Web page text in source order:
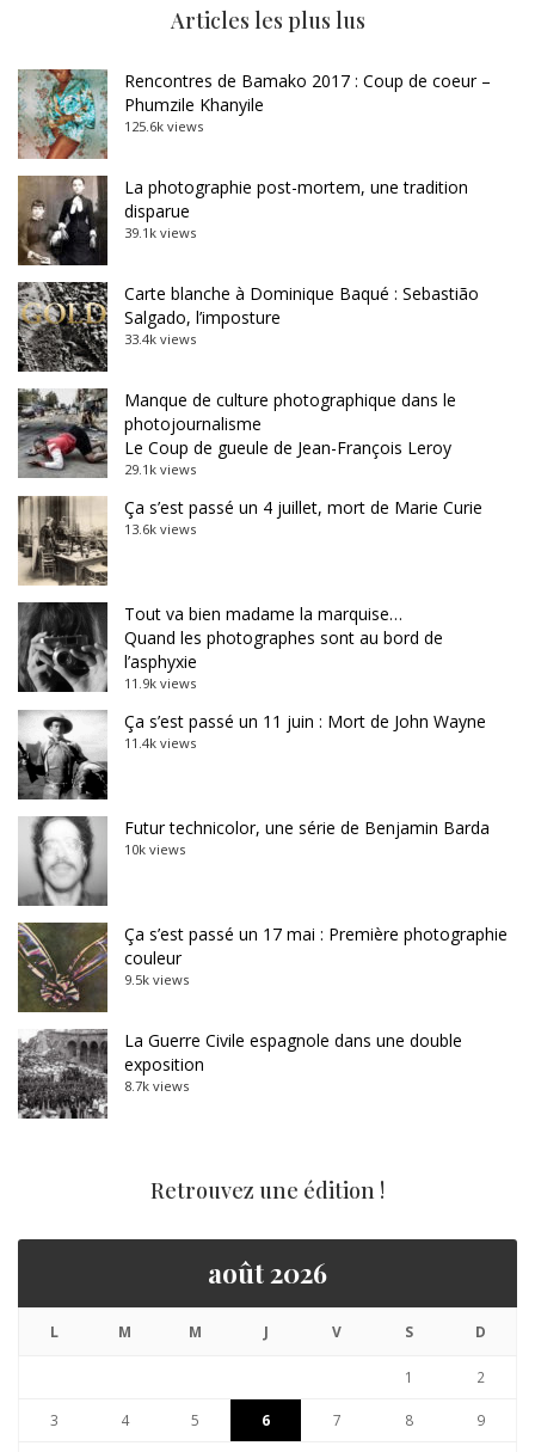
Articles les plus lus
Rencontres de Bamako 2017 : Coup de coeur –
Phumzile Khanyile
125.6k views
La photographie post-mortem, une tradition
disparue
39.1k views
Carte blanche à Dominique Baqué : Sebastião
Salgado, l’imposture
33.4k views
Manque de culture photographique dans le
photojournalisme
Le Coup de gueule de Jean-François Leroy
29.1k views
Ça s’est passé un 4 juillet, mort de Marie Curie
13.6k views
Tout va bien madame la marquise…
Quand les photographes sont au bord de
l’asphyxie
11.9k views
Ça s’est passé un 11 juin : Mort de John Wayne
11.4k views
Futur technicolor, une série de Benjamin Barda
10k views
Ça s’est passé un 17 mai : Première photographie
couleur
9.5k views
La Guerre Civile espagnole dans une double
exposition
8.7k views
Retrouvez une édition !
août 2026
L M M J V S D
1 2
3 4 5 6 7 8 9